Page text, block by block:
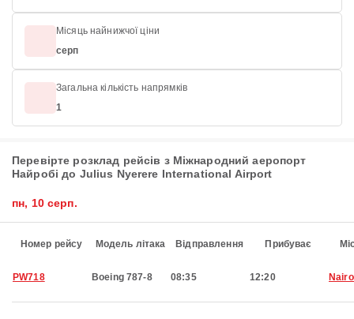
Місяць найнижчої ціни
серп
Загальна кількість напрямків
1
Перевірте розклад рейсів з Міжнародний аеропорт
Найробі до Julius Nyerere International Airport
пн, 10 серп.
Номер рейсу Модель літака Відправлення Прибуває
PW718 Boeing 787-8 08:35 12:20